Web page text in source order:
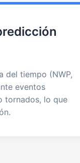
del tiempo (NWP,
eventos
tornados, lo que